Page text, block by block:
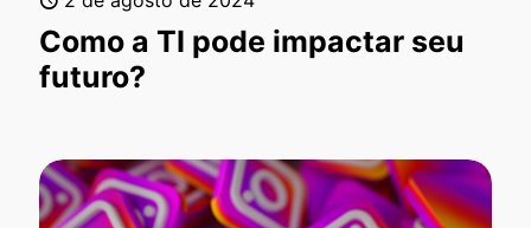
Como a TI pode impactar seu
futuro?